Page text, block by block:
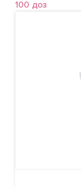
МЯСНЫЕ БЫКИ
100 доз